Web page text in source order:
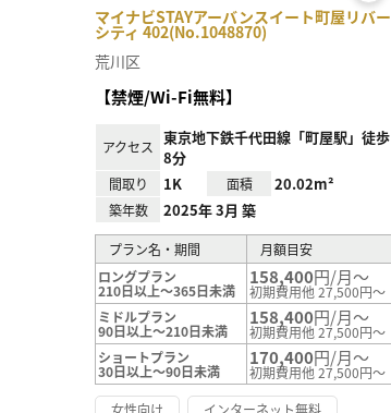
マイナビSTAYアーバンスイート町屋リバー
シティ 402(No.1048870)
お気
に入
荒川区
【禁煙/Wi-Fi無料】
アクセス 東京地下鉄千代田線「町屋駅」徒歩
8分
間取り 1K 面積 20.02m²
築年数 2025年 3月 築
プラン名・期間
月額目安
ロングプラン
210日以上～365日未満
158,400円/月～
初期費用他 27,500円～
ミドルプラン
90日以上～210日未満
158,400円/月～
初期費用他 27,500円～
ショートプラン
30日以上～90日未満
170,400円/月～
初期費用他 27,500円～